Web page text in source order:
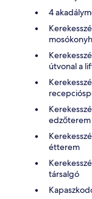
4
útvonal a
edzőterem
étterem
társalgó